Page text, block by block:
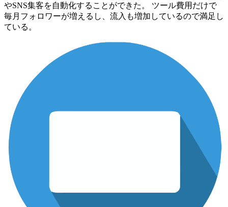
やSNS集客を自動化することができた。 ツール費用だけで
毎月フォロワーが増えるし、流入も増加しているので満足し
ている。